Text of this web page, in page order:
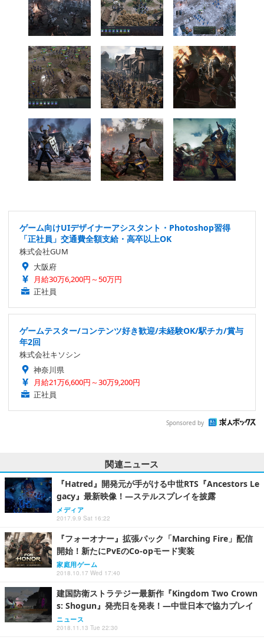
ゲーム向けUIデザイナーアシスタント・Photoshop習得
「正社員」交通費全額支給・高卒以上OK
株式会社GUM
大阪府
月給30万6,200円～50万円
正社員
ゲームテスター/コンテンツ好き歓迎/未経験OK/駅チカ/賞与
年2回
株式会社キソシン
神奈川県
月給21万6,600円～30万9,200円
正社員
Sponsored by
関連ニュース
『Hatred』開発元が手がける中世RTS『Ancestors Le
gacy』最新映像！―ステルスプレイを披露
メディア
2017.9.9 Sat 16:22
『フォーオナー』拡張パック「Marching Fire」配信
開始！新たにPvEのCo-opモード実装
家庭用ゲーム
2018.10.17 Wed 17:40
建国防衛ストラテジー最新作『Kingdom Two Crown
s: Shogun』発売日を発表！―中世日本で協力プレイ
ニュース
2018.11.13 Tue 22:30